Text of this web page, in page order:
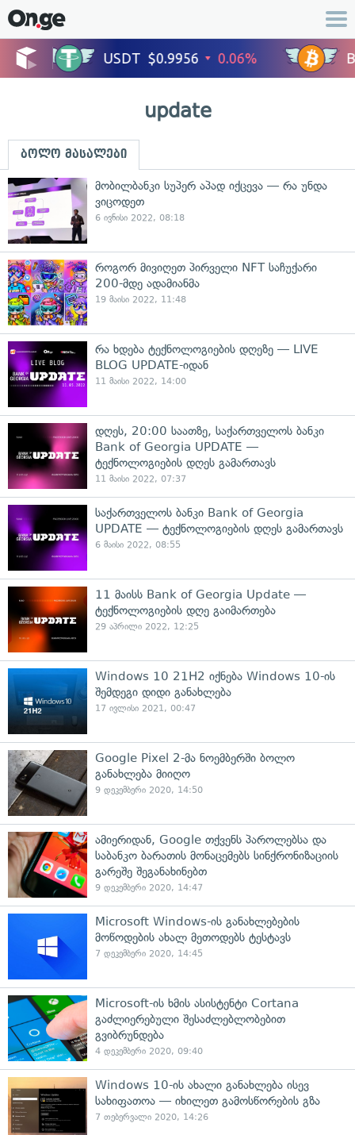
update
ბოლო მასალები
მობილბანკი სუპერ აპად იქცევა — რა უნდა
ვიცოდეთ
6 ივნისი 2022, 08:18
როგორ მივიღეთ პირველი NFT საჩუქარი
200-მდე ადამიანმა
19 მაისი 2022, 11:48
რა ხდება ტექნოლოგიების დღეზე — LIVE
BLOG UPDATE-იდან
11 მაისი 2022, 14:00
დღეს, 20:00 საათზე, საქართველოს ბანკი
Bank of Georgia UPDATE —
ტექნოლოგიების დღეს გამართავს
11 მაისი 2022, 07:37
საქართველოს ბანკი Bank of Georgia
UPDATE — ტექნოლოგიების დღეს გამართავს
6 მაისი 2022, 08:55
11 მაისს Bank of Georgia Update —
ტექნოლოგიების დღე გაიმართება
29 აპრილი 2022, 12:25
Windows 10 21H2 იქნება Windows 10-ის
შემდეგი დიდი განახლება
17 ივლისი 2021, 00:47
Google Pixel 2-მა ნოემბერში ბოლო
განახლება მიიღო
9 დეკემბერი 2020, 14:50
ამიერიდან, Google თქვენს პაროლებსა და
საბანკო ბარათის მონაცემებს სინქრონიზაციის
გარეშე შეგანახინებთ
9 დეკემბერი 2020, 14:47
Microsoft Windows-ის განახლებების
მოწოდების ახალ მეთოდებს ტესტავს
7 დეკემბერი 2020, 14:45
Microsoft-ის ხმის ასისტენტი Cortana
გაძლიერებული შესაძლებლობებით
გვიბრუნდება
4 დეკემბერი 2020, 09:40
Windows 10-ის ახალი განახლება ისევ
სახიფათოა — იხილეთ გამოსწორების გზა
7 თებერვალი 2020, 14:26